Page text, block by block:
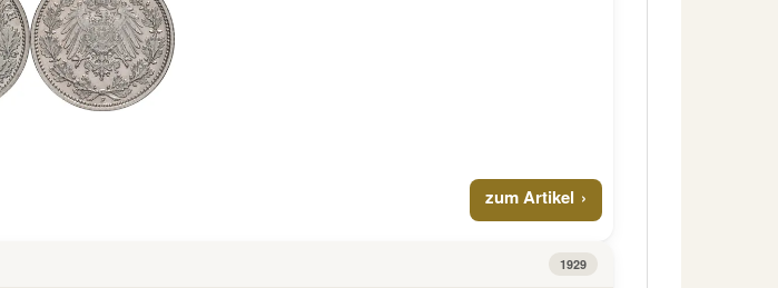
zum Artikel
1929